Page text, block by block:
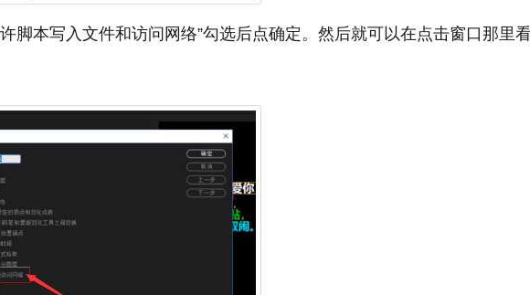
脚本写入文件和访问网络”勾选后点确定。然后就可以在点击窗口那里